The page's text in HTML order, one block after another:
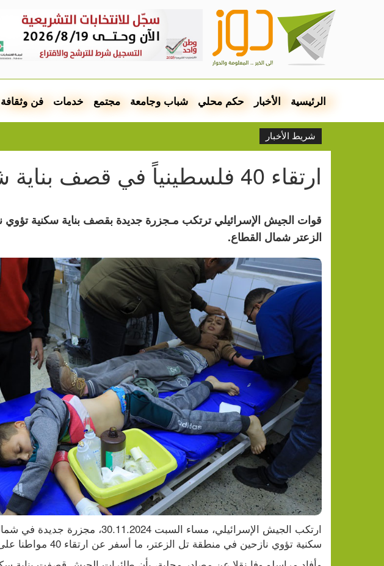
الرئيسية الأخبار حكم محلي شباب وجامعة مجتمع خدمات فن وثقافة
شريط الأخبار
ارتقاء 40 فلسطينياً في قصف بناية شمال القطاع
قوات الجيش الإسرائيلي ترتكب مـجزرة جديدة بقصف بناية سكنية
الزعتر شمال القطاع.
سكنية تؤوي نازحين في منطقة تل الزعتر، ما أسفر عن ارتقاء 40 مواطنا على الأقل، بينهم أطفال ونساء.